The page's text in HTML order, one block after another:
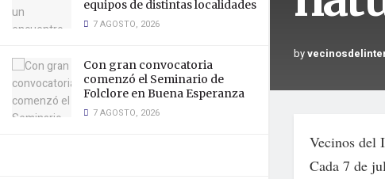
equipos de distintas localidades
7 AGOSTO, 2026
Con gran convocatoria
comenzó el Seminario de
Folclore en Buena Esperanza
7 AGOSTO, 2026
by
Vecinos del
Cada 7 de